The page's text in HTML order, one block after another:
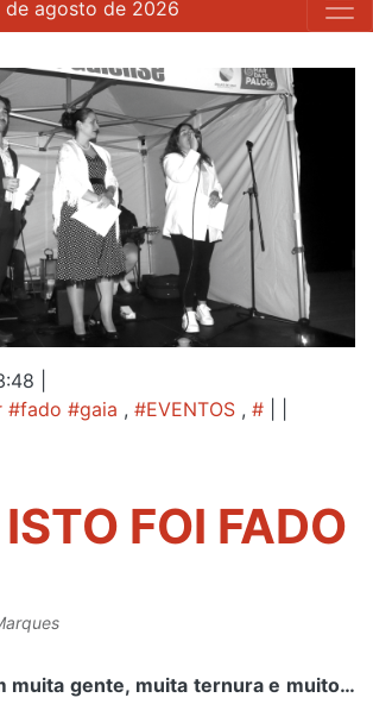
de agosto de 2026
#fado #gaia , #EVENTOS , #
FOI FADO
muita gente, muita ternura e muito…